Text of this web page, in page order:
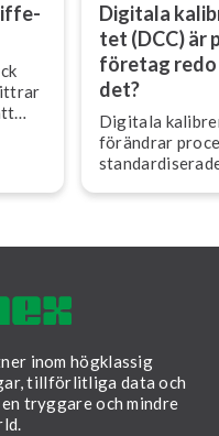
Digitala
tet (DCC) är
företag
det?
Digitala
förändrar
inom högklassig
tillförlitliga data och
tryggare och mindre